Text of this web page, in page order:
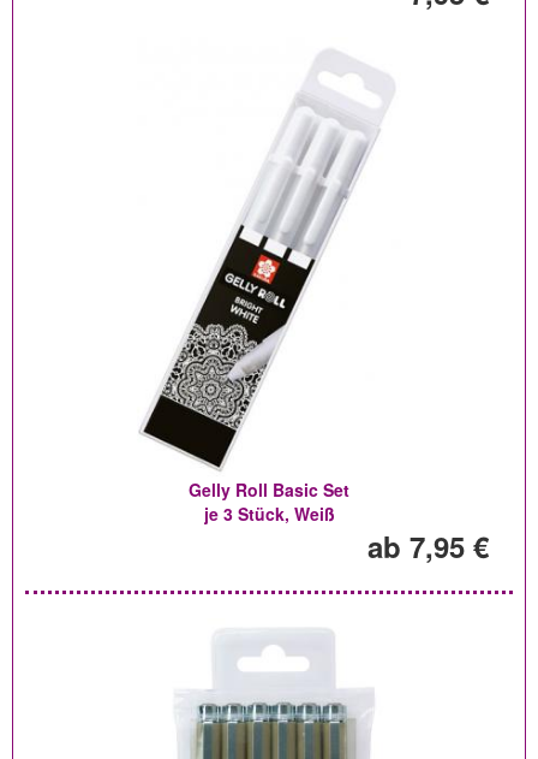
Gelly Roll Basic Set
je 3 Stück, Weiß
ab 7,95 €